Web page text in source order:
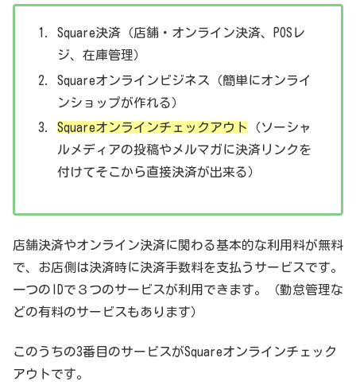
Square決済（店舗・オンライン決済、POSレ
ジ、在庫管理）
Squareオンラインビジネス（簡単にオンライ
ンショップが作れる）
Squareオンラインチェックアウト
（ソーシャ
ルメディアの投稿やメルマガに決済リンクを
付けてそこから直接決済が出来る）
店舗決済やオンライン決済に関わる基本的な利用料が無料
で、お店側は決済時に決済手数料を支払うサービスです。
一つのIDで３つのサービスが利用できます。（勤怠管理な
どの有料のサービスもあります）
このうちの3番目のサービスがSquareオンラインチェック
アウトです。